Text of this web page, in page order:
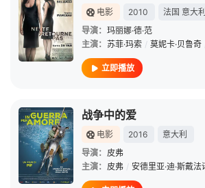
电影 2010 法国 意大利
导演： 玛丽娜·德·范
主演： 苏菲·玛索 / 莫妮卡·贝鲁奇
立即播放
战争中的爱
电影 2016
意大利
导演： 皮弗
主演： 皮弗 / 安德里亚·迪·斯戴法